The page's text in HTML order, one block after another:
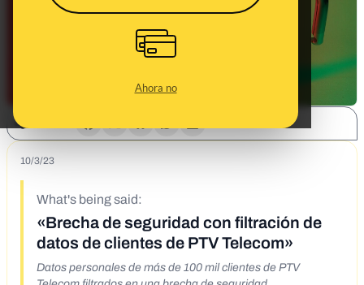
Ahora no
10/3/23
What's being said:
«Brecha de seguridad con filtración de
datos de clientes de PTV Telecom»
Datos personales de más de 100 mil clientes de PTV